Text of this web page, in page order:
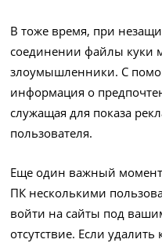
В тоже время, при
соединении файлы куки
злоумышленники. С
информация о
служащая для показа
пользователя.
Еще один важный
ПК несколькими
войти на сайты под
отсутствие. Если